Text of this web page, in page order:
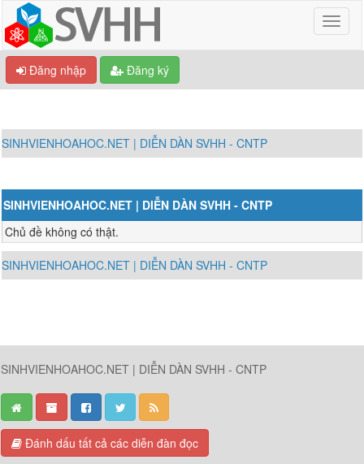
Đăng nhập Đăng ký
SINHVIENHOAHOC.NET | DIỄN DÀN SVHH - CNTP
SINHVIENHOAHOC.NET | DIỄN DÀN SVHH - CNTP
Chủ đề không có thật.
SINHVIENHOAHOC.NET | DIỄN DÀN SVHH - CNTP
SINHVIENHOAHOC.NET | DIỄN DÀN SVHH - CNTP
Đánh dấu tất cả các diễn đàn đọc